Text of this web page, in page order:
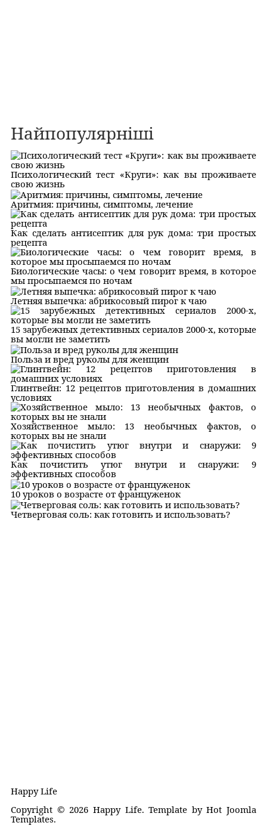
Найпопулярніші
Психологический тест «Круги»: как вы проживаете
свою жизнь
Аритмия: причины, симптомы, лечение
Как сделать антисептик для рук дома: три простых
рецепта
Биологические часы: о чем говорит время, в которое
мы просыпаемся по ночам
Летняя выпечка: абрикосовый пирог к чаю
15 зарубежных детективных сериалов 2000-х, которые
вы могли не заметить
Польза и вред руколы для женщин
Глинтвейн: 12 рецептов приготовления в домашних
условиях
Хозяйственное мыло: 13 необычных фактов, о
которых вы не знали
Как почистить утюг внутри и снаружи: 9
эффективных способов
10 уроков о возрасте от француженок
Четверговая соль: как готовить и использовать?
Happy Life
Copyright © 2026 Happy Life. Template by Hot Joomla
Templates.